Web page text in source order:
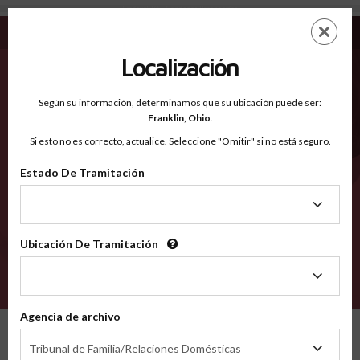
Frederick VA - Condados Reconocidos
EN
Condados Reconocidos
2600
Localización
Según su información, determinamos que su ubicación puede ser:
Franklin, Ohio.
Si esto no es correcto, actualice. Seleccione "Omitir" si no está seguro.
Estado De Tramitación
Tramitación
Ubicación De Tramitación
Tramitación
Agencia de archivo
Tribunal de Familia/Relaciones Domésticas
de